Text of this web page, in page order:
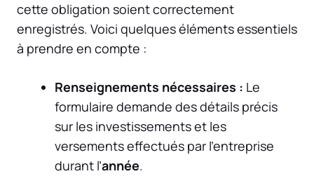
cette obligation soient correctement
enregistrés. Voici quelques éléments essentiels
à prendre en compte :
Renseignements nécessaires : Le
formulaire demande des détails précis
sur les investissements et les
versements effectués par l’entreprise
durant l’année.